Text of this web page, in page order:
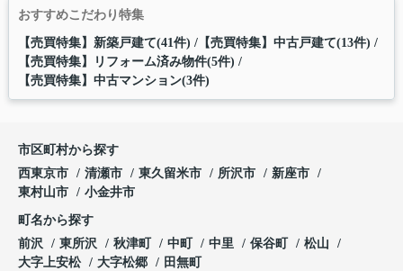
おすすめこだわり特集
【売買特集】新築戸建て(41件) 【売買特集】中古戸建て(13件)
【売買特集】リフォーム済み物件(5件)
【売買特集】中古マンション(3件)
市区町村から探す
西東京市
清瀬市 東久留米市 所沢市
新座市
東村山市
小金井市
町名から探す
前沢
東所沢 秋津町 中町 中里 保谷町
松山
大字上安松
大字松郷 田無町